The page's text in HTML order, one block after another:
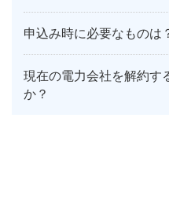
申込み時に必要なものは
現在の電力会社を解約す
か？